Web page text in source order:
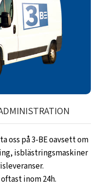
oss på 3-BE oavsett om
isblästringsmaskiner
inom 24h.